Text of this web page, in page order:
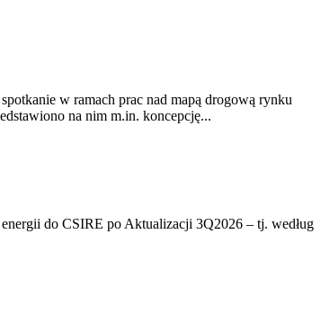
w ramach prac nad mapą drogową rynku
na nim m.in. koncepcję...
do CSIRE po Aktualizacji 3Q2026 – tj. według